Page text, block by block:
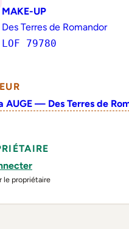
MAKE-UP
Des Terres de Romandor
LOF 79780
AUGE — Des Terres de
le propriétaire